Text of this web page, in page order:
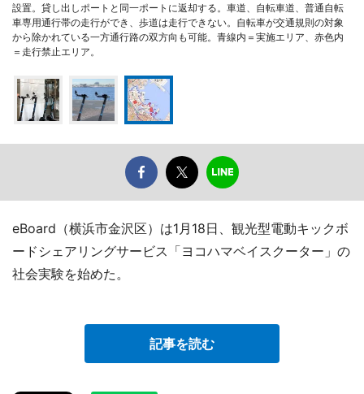
設置。貸し出しポートと同一ポートに返却する。車道、自転車道、普通自転
車専用通行帯の走行ができ、歩道は走行できない。自転車が交通規則の対象
から除かれている一方通行路の双方向も可能。青線内＝実施エリア、赤色内
＝走行禁止エリア。
eBoard（横浜市金沢区）は1月18日、観光型電動キックボ
ードシェアリングサービス「ヨコハマベイスクーター」の
社会実験を始めた。
記事を読む